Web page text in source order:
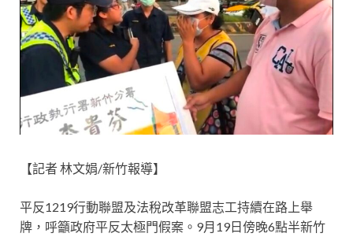
【記者 林文娟/新竹報導】
平反1219行動聯盟及法稅改革聯盟志工持續在路上舉
牌，呼籲政府平反太極門假案。9月19日傍晚6點半新竹